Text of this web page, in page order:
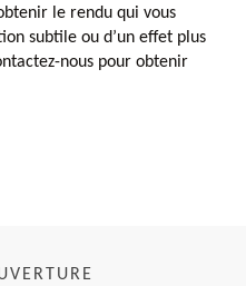
le rendu qui vous
subtile ou d’un effet plus
nous pour obtenir